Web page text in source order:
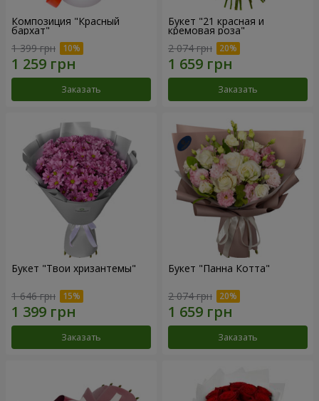
Композиция "Красный
бархат"
1 399 грн
Заказать
Букет "21 красная и
кремовая роза"
2 074 грн
Заказать
Букет "Твои хризантемы"
1 646 грн
Заказать
Букет "Панна Котта"
2 074 грн
Заказать